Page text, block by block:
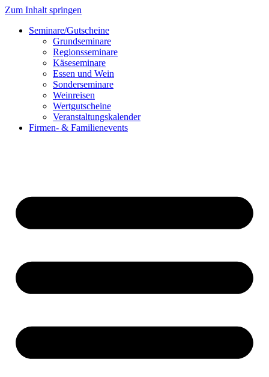
Zum Inhalt springen
Seminare/Gutscheine
Grundseminare
Regionsseminare
Käseseminare
Essen und Wein
Sonderseminare
Weinreisen
Wertgutscheine
Veranstaltungskalender
Firmen- & Familienevents